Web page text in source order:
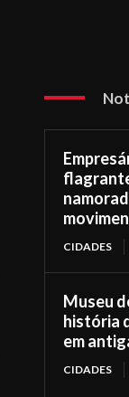
CIDADES
Museu
história
em
CIDADES